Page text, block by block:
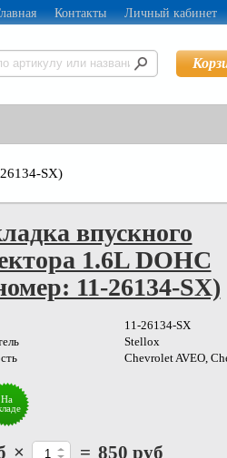
Контакты Личный кабинет
SX)
впускного
1.6L DOHC
11-26134-SX)
11-26134-SX
Stellox
Chevrolet AVEO,
На
× = 850 руб